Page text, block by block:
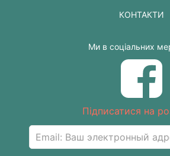
КОНТАКТИ
Ми в соціальних
Підписатися на